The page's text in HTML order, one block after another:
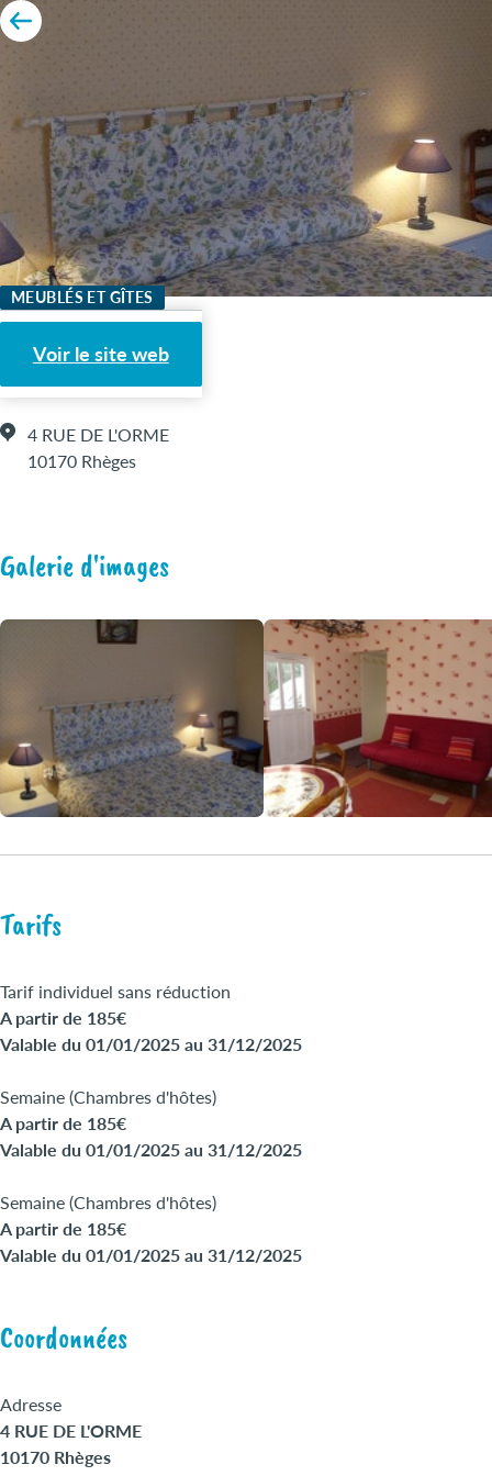
MEUBLÉS ET GÎTES
Voir le site web
L'ORME
4 RUE DE L'ORME
10170 Rhèges
Galerie d'images
Tarifs
Tarif individuel sans réduction
A partir de 185€
Valable du 01/01/2025 au 31/12/2025
Semaine (Chambres d'hôtes)
A partir de 185€
Valable du 01/01/2025 au 31/12/2025
Semaine (Chambres d'hôtes)
A partir de 185€
Valable du 01/01/2025 au 31/12/2025
Coordonnées
Adresse
4 RUE DE L'ORME
10170 Rhèges